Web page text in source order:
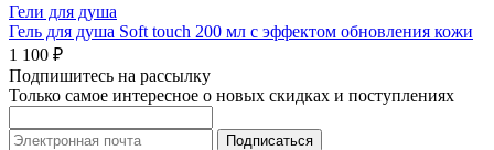
Гели для душа
Гель для душа Soft touch 200 мл с эффектом обновления кожи
1 100 ₽
Подпишитесь на рассылку
Только самое интересное о новых скидках и поступлениях
Подписаться